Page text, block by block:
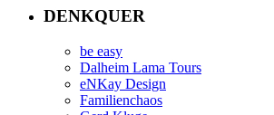
DENKQUER
be easy
Dalheim Lama Tours
eNKay Design
Familienchaos